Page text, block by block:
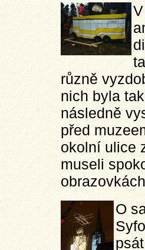
různě
nich byla
následně
před
okolní ulice
museli
O